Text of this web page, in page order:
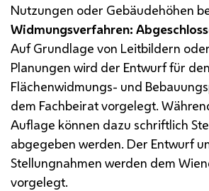
Nutzungen oder Gebäudehöhen
Widmungsverfahren:
Auf Grundlage von Leitbildern
Planungen wird der Entwurf für
Flächenwidmungs- und
dem Fachbeirat vorgelegt.
Auflage können dazu schriftlich
abgegeben werden. Der Entwurf
Stellungnahmen werden dem
vorgelegt.